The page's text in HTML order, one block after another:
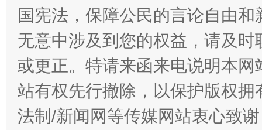
国宪法，保障公民的言论自由
无意中涉及到您的权益，请及
或更正。特请来函来电说明本
站有权先行撤除，以保护版权
法制/新闻网等传媒网站衷心致